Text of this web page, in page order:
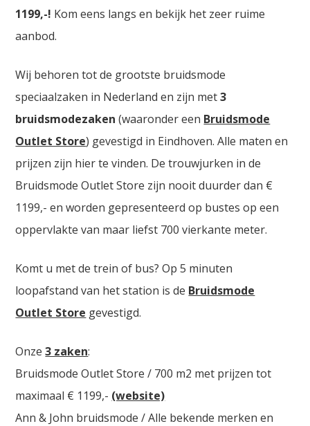
1199,-! Kom eens langs en bekijk het zeer ruime
aanbod.
Wij behoren tot de grootste bruidsmode
speciaalzaken in Nederland en zijn met3
bruidsmodezaken (waaronder een Bruidsmode
Outlet Store) gevestigd in Eindhoven. Alle maten en
prijzen zijn hier te vinden. De trouwjurken in de
Bruidsmode Outlet Store zijn nooit duurder dan €
1199,- en worden gepresenteerd op bustes op een
oppervlakte van maar liefst 700 vierkante meter.
Komt u met de trein of bus? Op 5 minuten
loopafstand van het station is de Bruidsmode
Outlet Store gevestigd.
Onze3 zaken:
Bruidsmode Outlet Store / 700 m2 met prijzen tot
maximaal € 1199,- (website)
Ann & John bruidsmode / Alle bekende merken en